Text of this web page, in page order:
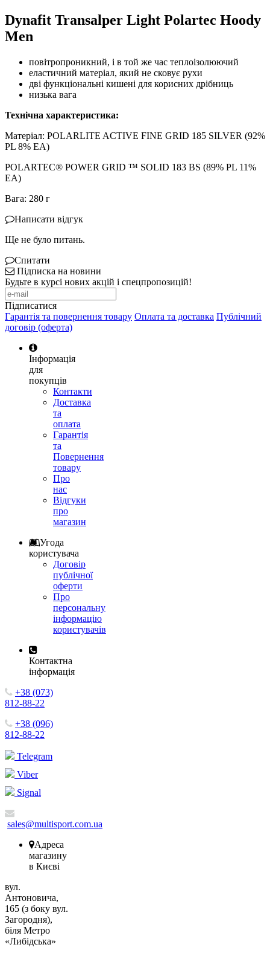
Dynafit Transalper Light Polartec Hoody
Men
повітропроникний, і в той же час теплоізолюючий
еластичний матеріал, який не сковує рухи
дві функціональні кишені для корисних дрібниць
низька вага
Технічна характеристика:
Матеріал: POLARLITE ACTIVE FINE GRID 185 SILVER (92%
PL 8% EA)
POLARTEC® POWER GRID ™ SOLID 183 BS (89% PL 11%
EA)
Вага: 280 г
Написати відгук
Ще не було питань.
Спитати
Підписка на новини
Будьте в курсі нових акцій і спецпропозицій!
Підписатися
Гарантія та повернення товару Оплата та доставка Публічний
договір (оферта)
Інформація
для
покупців
Контакти
Доставка
та
оплата
Гарантія
та
Повернення
товару
Про
нас
Відгуки
про
магазин
Угода
користувача
Договір
публічної
оферти
Про
персональну
інформацію
користувачів
Контактна
інформація
+38 (073)
812-88-22
+38 (096)
812-88-22
Telegram
Viber
Signal
sales@multisport.com.ua
Адреса
магазину
в Києві
вул.
Антоновича,
165 (з боку вул.
Загородня),
біля Метро
«Либідська»